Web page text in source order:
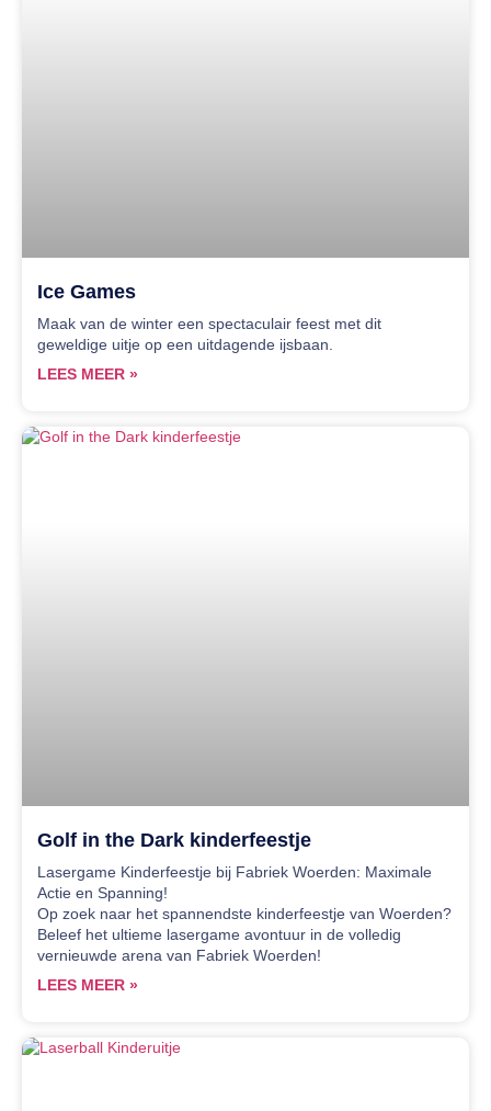
Ice Games
Maak van de winter een spectaculair feest met dit
geweldige uitje op een uitdagende ijsbaan.
LEES MEER »
Golf in the Dark kinderfeestje
Lasergame Kinderfeestje bij Fabriek Woerden: Maximale
Actie en Spanning!
Op zoek naar het spannendste kinderfeestje van Woerden?
Beleef het ultieme lasergame avontuur in de volledig
vernieuwde arena van Fabriek Woerden!
LEES MEER »